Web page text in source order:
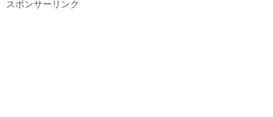
スポンサーリンク